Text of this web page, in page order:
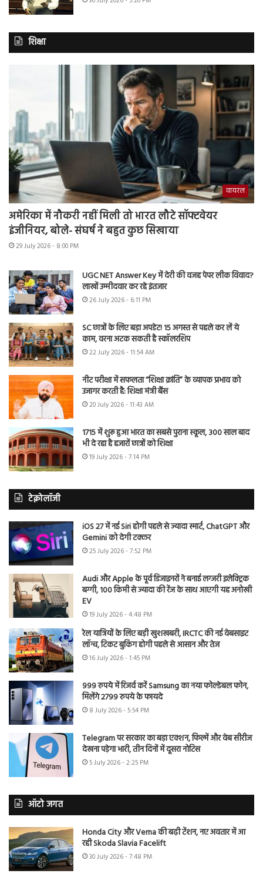
शिक्षा
वायरल
अमेरिका में नौकरी नहीं मिली तो भारत लौटे सॉफ्टवेयर
इंजीनियर, बोले- संघर्ष ने बहुत कुछ सिखाया
29 July 2026 - 8:00 PM
UGC NET Answer Key में देरी की वजह पेपर लीक विवाद?
लाखों उम्मीदवार कर रहे इंतजार
26 July 2026 - 6:11 PM
SC छात्रों के लिए बड़ा अपडेट! 15 अगस्त से पहले कर लें ये
काम, वरना अटक सकती है स्कॉलरशिप
22 July 2026 - 11:54 AM
नीट परीक्षा में सफलता “शिक्षा क्रांति” के व्यापक प्रभाव को
उजागर करती है: शिक्षा मंत्री बैंस
20 July 2026 - 11:43 AM
1715 में शुरू हुआ भारत का सबसे पुराना स्कूल, 300 साल बाद
भी दे रहा है हजारों छात्रों को शिक्षा
19 July 2026 - 7:14 PM
टेक्नोलॉजी
iOS 27 में नई Siri होगी पहले से ज्यादा स्मार्ट, ChatGPT और
Gemini को देगी टक्कर
25 July 2026 - 7:52 PM
Audi और Apple के पूर्व डिजाइनरों ने बनाई लग्जरी इलेक्ट्रिक
बग्गी, 100 किमी से ज्यादा की रेंज के साथ आएगी यह अनोखी
EV
19 July 2026 - 4:48 PM
रेल यात्रियों के लिए बड़ी खुशखबरी, IRCTC की नई वेबसाइट
लॉन्च, टिकट बुकिंग होगी पहले से आसान और तेज
16 July 2026 - 1:45 PM
999 रुपये में रिजर्व करें Samsung का नया फोल्डेबल फोन,
मिलेंगे 2799 रुपये के फायदे
8 July 2026 - 5:54 PM
Telegram पर सरकार का बड़ा एक्शन, फिल्में और वेब सीरीज
देखना पड़ेगा भारी, तीन दिनों में दूसरा नोटिस
5 July 2026 - 2:25 PM
ऑटो जगत
Honda City और Verna की बढ़ी टेंशन, नए अवतार में आ
रही Skoda Slavia Facelift
30 July 2026 - 7:48 PM